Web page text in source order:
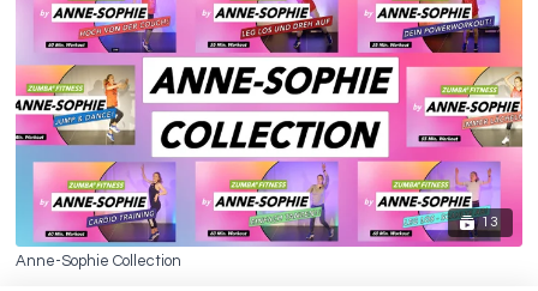
13
Anne-Sophie Collection